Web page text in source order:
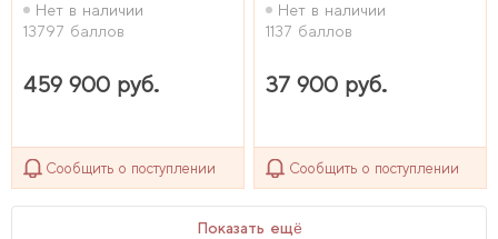
Нет в наличии
13797 баллов
459 900 руб.
Сообщить о поступлении
Нет в наличии
1137 баллов
37 900 руб.
Сообщить о поступлении
Показать ещё